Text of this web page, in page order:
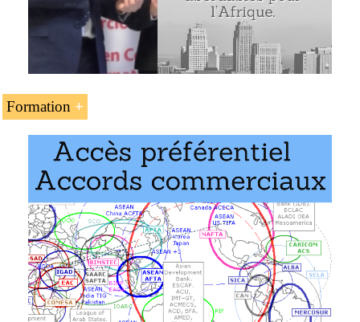
Formation
L’unité d’enseignement « L’accord de libre-échange
centre-européen (ALECE) » fait partie des programmes
de l’EENI Global Business School :
Doctorat en commerce mondial.